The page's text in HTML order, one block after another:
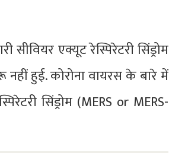
सीवियर एक्यूट रेस्पिरेटरी सिंड्रोम
नहीं हुई. कोरोना वायरस के बारे में
सिंड्रोम (MERS or MERS-